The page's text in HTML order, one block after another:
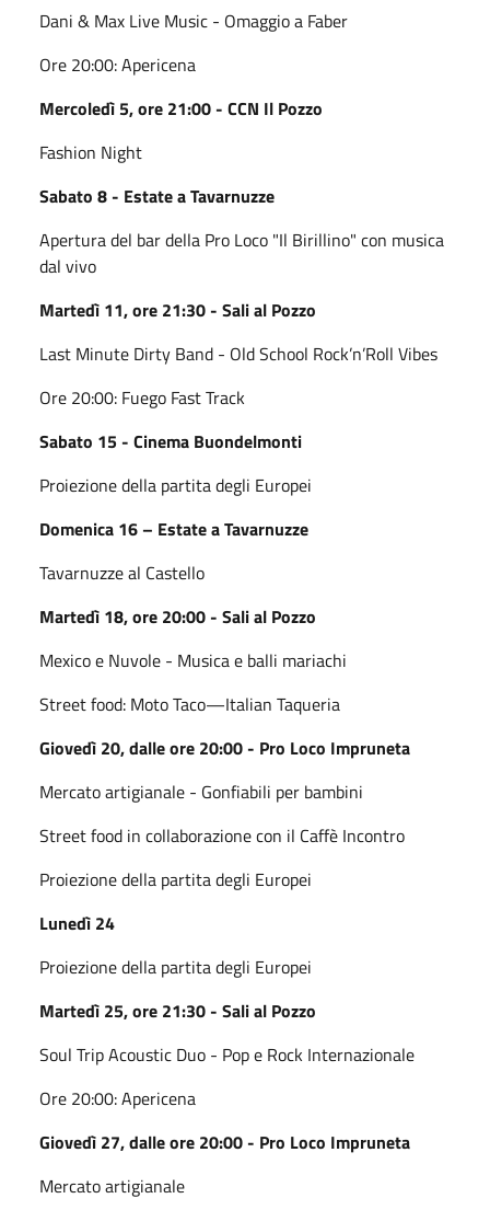
Dani & Max Live Music - Omaggio a Faber
Ore 20:00: Apericena
Mercoledì 5, ore 21:00 - CCN Il Pozzo
Fashion Night
Sabato 8 - Estate a Tavarnuzze
Apertura del bar della Pro Loco "Il Birillino" con musica
dal vivo
Martedì 11, ore 21:30 - Sali al Pozzo
Last Minute Dirty Band - Old School Rock’n’Roll Vibes
Ore 20:00: Fuego Fast Track
Sabato 15 - Cinema Buondelmonti
Proiezione della partita degli Europei
Domenica 16 – Estate a Tavarnuzze
Tavarnuzze al Castello
Martedì 18, ore 20:00 - Sali al Pozzo
Mexico e Nuvole - Musica e balli mariachi
Street food: Moto Taco—Italian Taqueria
Giovedì 20, dalle ore 20:00 - Pro Loco Impruneta
Mercato artigianale - Gonfiabili per bambini
Street food in collaborazione con il Caffè Incontro
Proiezione della partita degli Europei
Lunedì 24
Proiezione della partita degli Europei
Martedì 25, ore 21:30 - Sali al Pozzo
Soul Trip Acoustic Duo - Pop e Rock Internazionale
Ore 20:00: Apericena
Giovedì 27, dalle ore 20:00 - Pro Loco Impruneta
Mercato artigianale